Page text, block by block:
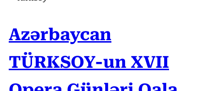
Azərbaycan
TÜRKSOY-un XVII